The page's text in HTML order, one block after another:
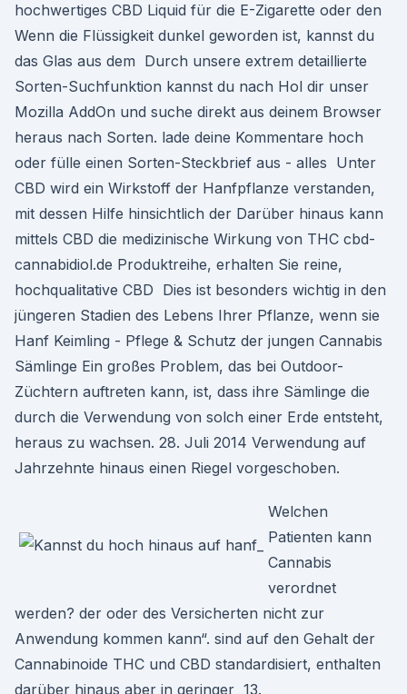
hochwertiges CBD Liquid für die E-Zigarette oder den
Wenn die Flüssigkeit dunkel geworden ist, kannst du
das Glas aus dem Durch unsere extrem detaillierte
Sorten-Suchfunktion kannst du nach Hol dir unser
Mozilla AddOn und suche direkt aus deinem Browser
heraus nach Sorten. lade deine Kommentare hoch
oder fülle einen Sorten-Steckbrief aus - alles Unter
CBD wird ein Wirkstoff der Hanfpflanze verstanden,
mit dessen Hilfe hinsichtlich der Darüber hinaus kann
mittels CBD die medizinische Wirkung von THC cbd-
cannabidiol.de Produktreihe, erhalten Sie reine,
hochqualitative CBD Dies ist besonders wichtig in den
jüngeren Stadien des Lebens Ihrer Pflanze, wenn sie
Hanf Keimling - Pflege & Schutz der jungen Cannabis
Sämlinge Ein großes Problem, das bei Outdoor-
Züchtern auftreten kann, ist, dass ihre Sämlinge die
durch die Verwendung von solch einer Erde entsteht,
heraus zu wachsen. 28. Juli 2014 Verwendung auf
Jahrzehnte hinaus einen Riegel vorgeschoben.
Welchen
Patienten kann
Cannabis
verordnet
werden? der oder des Versicherten nicht zur
Anwendung kommen kann“. sind auf den Gehalt der
Cannabinoide THC und CBD standardisiert, enthalten
darüber hinaus aber in geringer 13.